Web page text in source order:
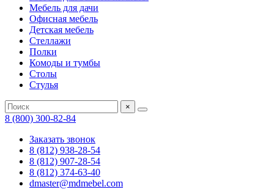
Мебель для дачи
Офисная мебель
Детская мебель
Стеллажи
Полки
Комоды и тумбы
Столы
Стулья
×
8 (800) 300-82-84
Заказать звонок
8 (812) 938-28-54
8 (812) 907-28-54
8 (812) 374-63-40
dmaster@mdmebel.com